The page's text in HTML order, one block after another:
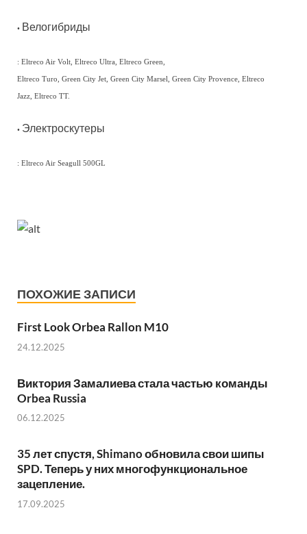
• Велогибриды
: Eltreco Air Volt, Eltreco Ultra, Eltreco Green,
Eltreco Turo, Green City Jet, Green City Marsel, Green City Provence, Eltreco
Jazz, Eltreco TT.
• Электроскутеры
: Eltreco Air Seagull 500GL
ПОХОЖИЕ ЗАПИСИ
First Look Orbea Rallon M10
24.12.2025
Виктория Замалиева стала частью команды
Orbea Russia
06.12.2025
35 лет спустя, Shimano обновила свои шипы
SPD. Теперь у них многофункциональное
зацепление.
17.09.2025